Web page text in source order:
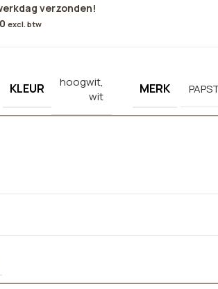
verzonden!
excl. btw
KLEUR hoogwit,
wit
MERK